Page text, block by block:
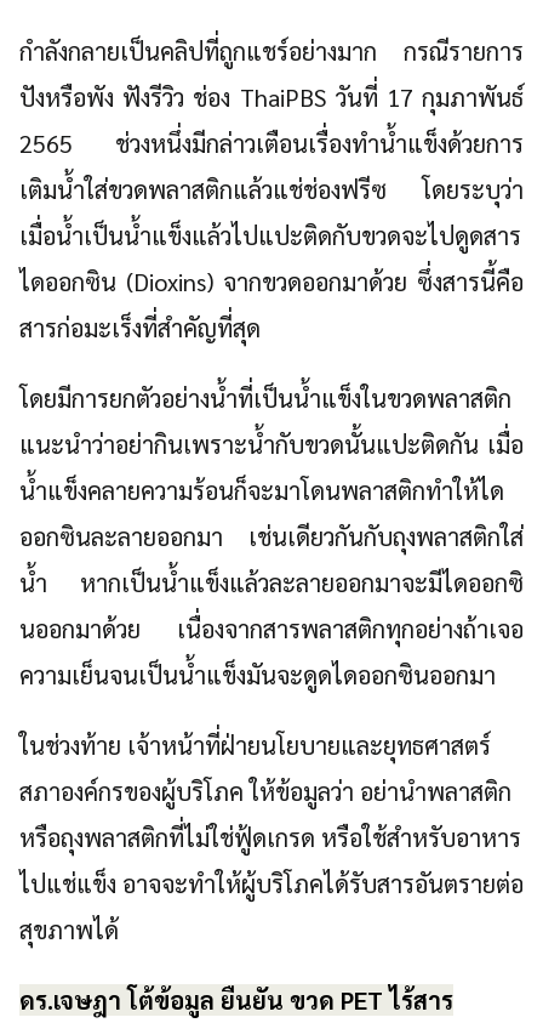
กำลังกลายเป็นคลิปที่ถูกแชร์อย่างมาก กรณีรายการ
ปังหรือพัง ฟังรีวิว ช่อง ThaiPBS วันที่ 17 กุมภาพันธ์
2565 ช่วงหนึ่งมีกล่าวเตือนเรื่องทำน้ำแข็งด้วยการ
เติมน้ำใส่ขวดพลาสติกแล้วแช่ช่องฟรีซ โดยระบุว่า
เมื่อน้ำเป็นน้ำแข็งแล้วไปแปะติดกับขวดจะไปดูดสาร
ไดออกซิน (Dioxins) จากขวดออกมาด้วย ซึ่งสารนี้คือ
สารก่อมะเร็งที่สำคัญที่สุด
โดยมีการยกตัวอย่างน้ำที่เป็นน้ำแข็งในขวดพลาสติก
แนะนำว่าอย่ากินเพราะน้ำกับขวดนั้นแปะติดกัน เมื่อ
น้ำแข็งคลายความร้อนก็จะมาโดนพลาสติกทำให้ได
ออกซินละลายออกมา เช่นเดียวกันกับถุงพลาสติกใส่
น้ำ หากเป็นน้ำแข็งแล้วละลายออกมาจะมีไดออกซิ
นออกมาด้วย เนื่องจากสารพลาสติกทุกอย่างถ้าเจอ
ความเย็นจนเป็นน้ำแข็งมันจะดูดไดออกซินออกมา
ในช่วงท้าย เจ้าหน้าที่ฝ่ายนโยบายและยุทธศาสตร์
สภาองค์กรของผู้บริโภค ให้ข้อมูลว่า อย่านำพลาสติก
หรือถุงพลาสติกที่ไม่ใช่ฟู้ดเกรด หรือใช้สำหรับอาหาร
ไปแช่แข็ง อาจจะทำให้ผู้บริโภคได้รับสารอันตรายต่อ
สุขภาพได้
ดร.เจษฎา โต้ข้อมูล ยืนยัน ขวด PET ไร้สาร